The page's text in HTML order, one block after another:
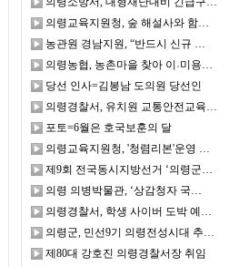
의령교육지원청, 숲 해설사와 함…
농관원 경남지원, “반드시 신규 …
의령농협, 농촌마을 찾아 이˓미용…
당선 인사=김봉남 도의원 당선인
의령경찰서, 유치원 교통안전교육…
포토=6월은 호국보훈의 달
의령교육지원청, '청렴리본'운영 …
제9회 전국동시지방선거 ‘의령군…
의령 의병박물관, ‘상감청자 국…
의령경찰서, 학생 사이버 도박 예…
의령군, 민선9기 의령전성시대 추…
제80대 강호진 의령경찰서장 취임